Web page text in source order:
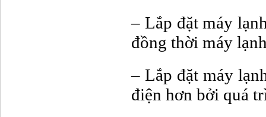
– Lắp đặt máy
đồng thời máy
– Lắp đặt máy
điện hơn bởi quá